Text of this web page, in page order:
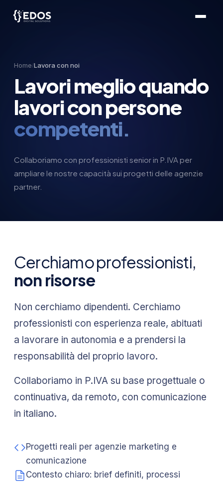
Home/Lavora con noi
Lavori meglio quando
lavori con persone
competenti.
Collaboriamo con professionisti senior in P.IVA per
ampliare le nostre capacità sui progetti delle agenzie
partner.
Cerchiamo professionisti,
non risorse
Non cerchiamo dipendenti. Cerchiamo
professionisti con esperienza reale, abituati
a lavorare in autonomia e a prendersi la
responsabilità del proprio lavoro.
Collaboriamo in P.IVA su base progettuale o
continuativa, da remoto, con comunicazione
in italiano.
Progetti reali per agenzie marketing e
comunicazione
Contesto chiaro: brief definiti, processi